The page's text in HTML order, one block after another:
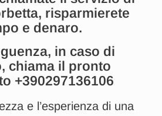
risparmierete
e denaro.
in caso di
chiama il pronto
+390297136106
e l’esperienza di una